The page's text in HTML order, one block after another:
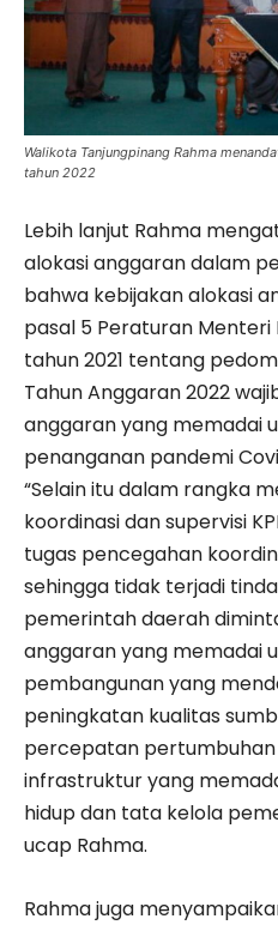
Walikota Tanjungpinang Rahma
tahun 2022
Lebih lanjut Rahma
alokasi anggaran dalam
bahwa kebijakan alokasi
pasal 5 Peraturan Menteri
tahun 2021 tentang
Tahun Anggaran 2022
anggaran yang memadai
penanganan pandemi
“Selain itu dalam rangka
koordinasi dan supervisi
tugas pencegahan
sehingga tidak terjadi
pemerintah daerah
anggaran yang memadai
pembangunan yang
peningkatan kualitas
percepatan
infrastruktur yang
hidup dan tata kelola
ucap Rahma.
Rahma juga